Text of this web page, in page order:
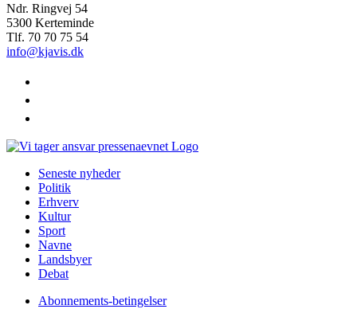
Ndr. Ringvej 54
5300 Kerteminde
Tlf. 70 70 75 54
info@kjavis.dk
Seneste nyheder
Politik
Erhverv
Kultur
Sport
Navne
Landsbyer
Debat
Abonnements-betingelser